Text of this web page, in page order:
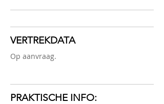
VERTREKDATA
Op aanvraag.
PRAKTISCHE INFO: